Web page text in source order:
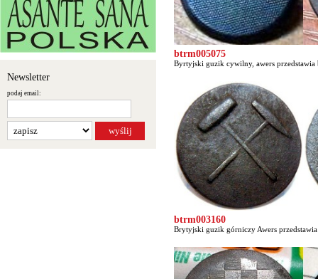
Newsletter
podaj email:
btrm005075
Byrtyjski guzik cywilny, awers
btrm003160
Brytyjski guzik górniczy Awers